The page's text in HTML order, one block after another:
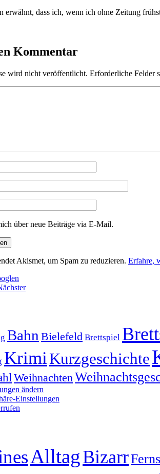
erwähnt, dass ich, wenn ich ohne Zeitung
Kommentar
wird nicht veröffentlicht. Erforderliche Felder
über neue Beiträge via E-Mail.
Akismet, um Spam zu reduzieren. Erfahre,
Bahn Bielefeld Brettspiel
KrimiKurzgeschichte
Weihnachten
ändern
Einstellungen
AlltagBizarr